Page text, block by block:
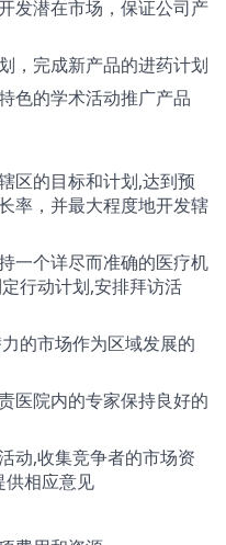
发潜在市场，保证公司产
，完成新产品的进药计划
色的学术活动推广产品
区的目标和计划,达到预
率，并最大程度地开发辖
一个详尽而准确的医疗机
行动计划,安排拜访活
的市场作为区域发展的
医院内的专家保持良好的
动,收集竞争者的市场资
供相应意见